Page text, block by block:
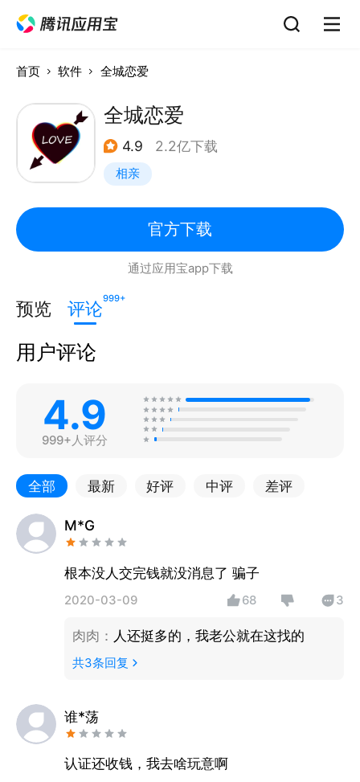
首页 软件 全城恋爱
全城恋爱
4.9 2.2亿下载
相亲
官方下载
通过应用宝app下载
预览 评论999+
用户评论
4.9
999+人评分
全部 最新 好评 中评 差评
M*G
根本没人交完钱就没消息了 骗子
2020-03-09 68 3
肉肉 ： 人还挺多的，我老公就在这找的
共3条回复
谁*荡
认证还收钱，我去啥玩意啊